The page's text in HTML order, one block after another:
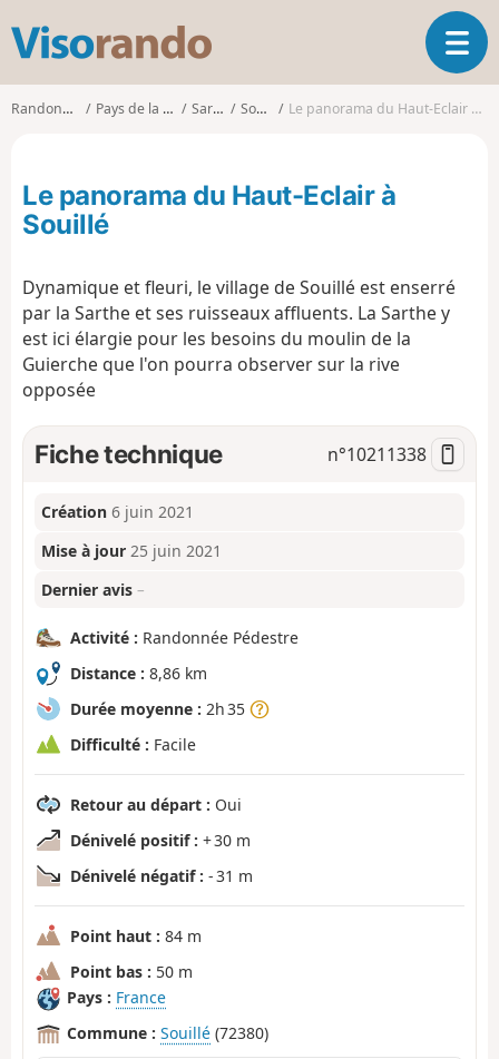
s
o
d
O
u
v
o
n
Randonnées Pays de la Loire Sarthe Souillé Le panorama du Haut-Eclair à Souillé
Le panorama du Haut-Eclair à
Souillé
Dynamique et fleuri, le village de Souillé est enserré
par la Sarthe et ses ruisseaux affluents. La Sarthe y
est ici élargie pour les besoins du moulin de la
Guierche que l'on pourra observer sur la rive
opposée
Fiche technique n°10211338
Création 6 juin 2021
Mise à jour 25 juin 2021
Dernier avis –
Activité : Randonnée Pédestre
Distance : 8,86 km
Durée moyenne : 2h 35
Difficulté : Facile
Retour au départ : Oui
Dénivelé positif : + 30 m
Dénivelé négatif : - 31 m
Point haut : 84 m
Point bas : 50 m
Pays : France
Commune : Souillé (72380)